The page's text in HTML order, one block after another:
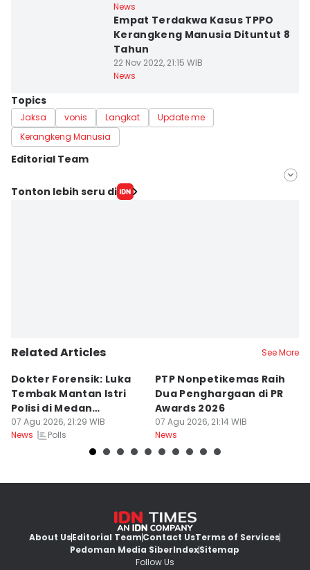
News
Empat Terdakwa Kasus TPPO
Kerangkeng Manusia Dituntut 8
Tahun
22 Nov 2022, 21:15 WIB
News
Topics
Jaksa vonis Langkat
Update me
Kerangkeng Manusia
Editorial Team
Editor
Tonton lebih seru di
Related Articles See More
Dokter Forensik: Luka
Tembak Mantan Istri
Polisi di Medan
Berkarakter Tempel
07 Agu 2026, 21:29 WIB
News
Polls
PTP Nonpetikemas Raih
Dua Penghargaan di PR
Awards 2026
07 Agu 2026, 21:14 WIB
News
About UsEditorial TeamContact UsTerms of Services
Pedoman Media SiberIndexSitemap
Follow Us